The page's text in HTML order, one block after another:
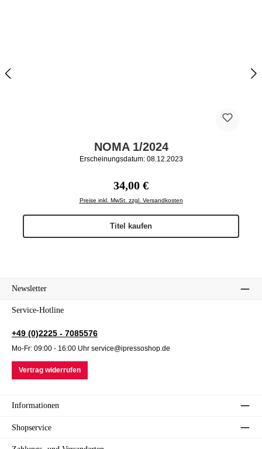
NOMA 1/2024
Erscheinungsdatum: 08.12.2023
Regulärer Preis:
34,00 €
Preise inkl. MwSt. zzgl. Versandkosten
Titel kaufen
Newsletter
Service-Hotline
+49 (0)2225 - 7085576
Mo-Fr: 09:00 - 16:00 Uhr service@ipressoshop.de
Vertrag widerrufen
Informationen
Shopservice